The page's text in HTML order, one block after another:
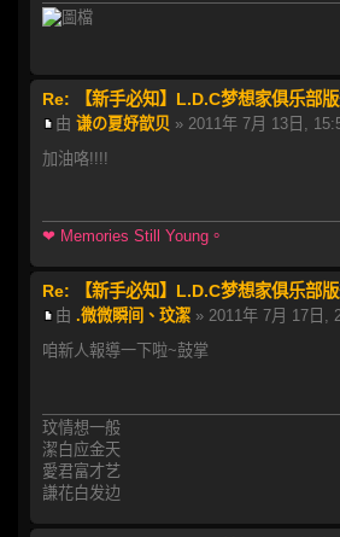
Re: 【新手必知】L.D.C梦想家俱乐部
由 谦の夏妤歆贝 » 2011年 7月 13日,
加油咯!!!!
❤ Memories Still Young。
Re: 【新手必知】L.D.C梦想家俱乐部
由 .微微瞬间、玟潔 » 2011年 7月 17日,
咱新人報導一下啦~鼓掌
玟情想一般
潔白应金天
愛君富才艺
謙花白发边